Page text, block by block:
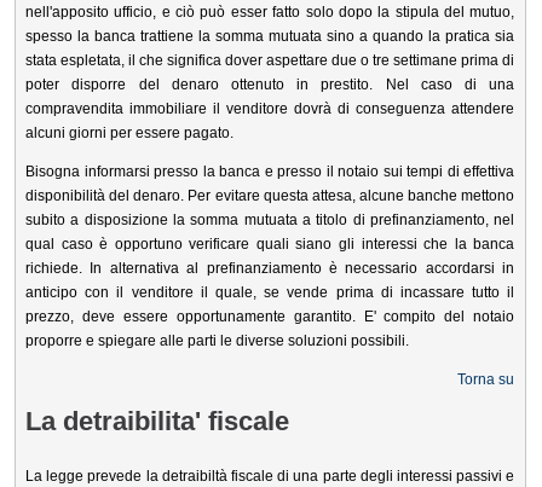
nell'apposito ufficio, e ciò può esser fatto solo dopo la stipula del mutuo,
spesso la banca trattiene la somma mutuata sino a quando la pratica sia
stata espletata, il che significa dover aspettare due o tre settimane prima di
poter disporre del denaro ottenuto in prestito. Nel caso di una
compravendita immobiliare il venditore dovrà di conseguenza attendere
alcuni giorni per essere pagato.
Bisogna informarsi presso la banca e presso il notaio sui tempi di effettiva
disponibilità del denaro. Per evitare questa attesa, alcune banche mettono
subito a disposizione la somma mutuata a titolo di prefinanziamento, nel
qual caso è opportuno verificare quali siano gli interessi che la banca
richiede. In alternativa al prefinanziamento è necessario accordarsi in
anticipo con il venditore il quale, se vende prima di incassare tutto il
prezzo, deve essere opportunamente garantito. E' compito del notaio
proporre e spiegare alle parti le diverse soluzioni possibili.
Torna su
La detraibilita' fiscale
La legge prevede la detraibiltà fiscale di una parte degli interessi passivi e